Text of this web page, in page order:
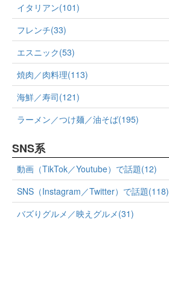
イタリアン(101)
フレンチ(33)
エスニック(53)
焼肉／肉料理(113)
海鮮／寿司(121)
ラーメン／つけ麺／油そば(195)
SNS系
動画（TikTok／Youtube）で話題(12)
SNS（Instagram／Twitter）で話題(118)
バズりグルメ／映えグルメ(31)